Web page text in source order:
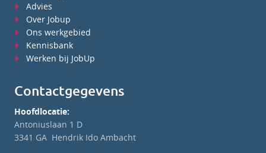
Advies
Over Jobup
Ons werkgebied
Kennisbank
Werken bij JobUp
Contactgegevens
Hoofdlocatie:
Antoniuslaan 1 D
3341 GA Hendrik Ido Ambacht